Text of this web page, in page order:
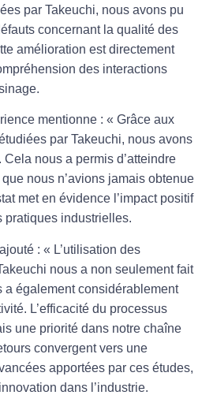
par Takeuchi, nous avons pu
concernant la qualité des
amélioration est directement
des interactions
mentionne : « Grâce aux
par Takeuchi, nous avons
nous a permis d’atteindre
nous n’avions jamais obtenue
met en évidence l’impact positif
pratiques industrielles.
: « L’utilisation des
nous a non seulement fait
a également considérablement
L’efficacité du processus
une priorité dans notre chaîne
convergent vers une
apportées par ces études,
innovation dans l’industrie.